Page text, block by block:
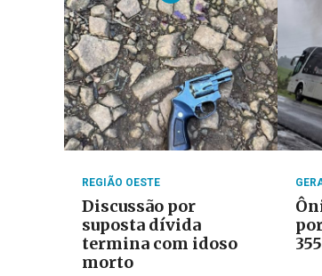
REGIÃO OESTE
Discussão por
suposta dívida
termina com idoso
morto
355